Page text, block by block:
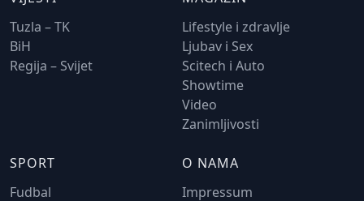
Tuzla – TK
BiH
Regija – Svijet
Lifestyle i zdravlje
Ljubav i Sex
Scitech i Auto
Showtime
Video
Zanimljivosti
SPORT
Fudbal
O NAMA
Impressum